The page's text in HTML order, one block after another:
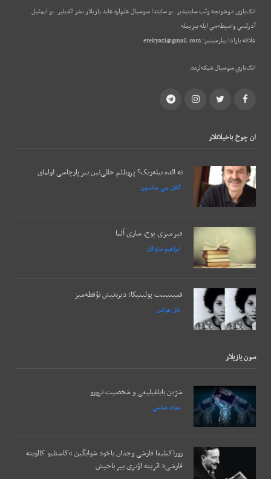
اتک‌يازي دوشونجه وئب‌ سايتيدير. بو سايتدا سوسيال علم‌لره عايد يازيلار نشر ائديلير. بو ایمئيل
آدرئسي واسيطه‌سي ايله بيزيمله
علاقه يارادا بيلرسينيز:etekyazi@gmail.com
اتک‌يازي سوسيال شبکه‌لرده:
Facebook
Twitter
Instagram
Telegram
ان چوخ باخيلانلار
نه ائده بیله‌ریک؟ پروبلئم حللی‌نین بیر پارچاسی اولماق
آللان جی جانسون
قیرمیزی یوخ، ساری آلما
ابراهیم ساوالان
فمینیست پولیتیکا: دیره‌نیش نؤقطه‌میز
بئل هوکس
سون يازيلار
شرّین بایاغیلیغی و شخصیت ترورو
جواد عباسی
زوراکیلیغا قارشی وجدان یاخود شوایگین “کاستلیو کالوینه
قارشی” اثرینه اؤتری بیر باخیش